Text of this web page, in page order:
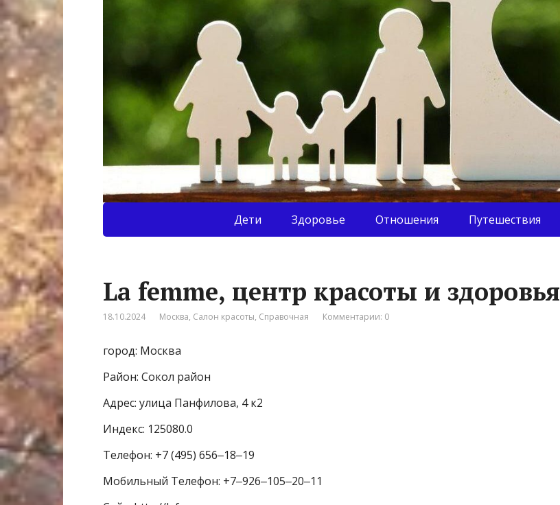
Дети Здоровье Отношения Путешествия
La femme, центр красоты и здоровья
18.10.2024 Москва, Салон красоты, Справочная Комментарии: 0
город: Москва
Район: Сокол район
Адрес: улица Панфилова, 4 к2
Индекс: 125080.0
Телефон: +7 (495) 656‒18‒19
Мобильный Телефон: +7‒926‒105‒20‒11